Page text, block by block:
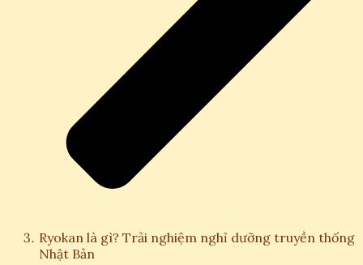
Ryokan là gì? Trải nghiệm nghỉ dưỡng truyền thống
Nhật Bản